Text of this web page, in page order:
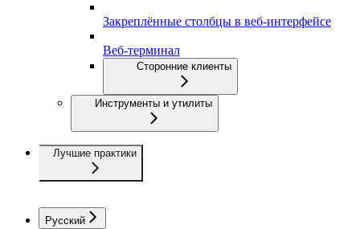
Закреплённые столбцы в веб-интерфейсе
Веб-терминал
Сторонние клиенты
Инструменты и утилиты
Лучшие практики
Русский